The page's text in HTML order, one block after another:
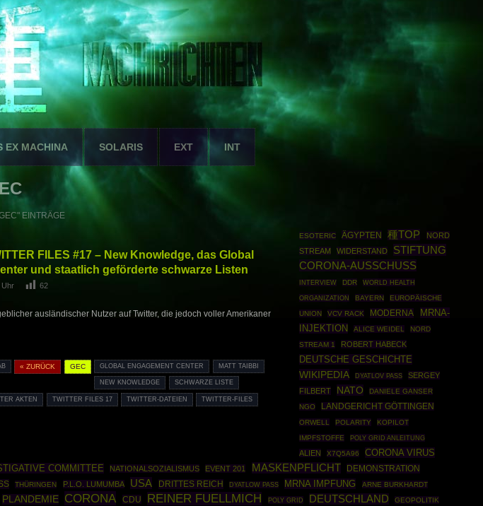
EX MACHINA SOLARIS EXT INT
EINTRÄGE
FILES #17 – New Knowledge, das Global
und staatlich geförderte schwarze Listen
Uhr 62
ausländischer Nutzer auf Twitter, die jedoch voller Amerikaner
« ZURÜCK GEC GLOBAL ENGAGEMENT CENTER MATT TAIBBI
NEW KNOWLEDGE SCHWARZE LISTE
AKTEN TWITTER FILES 17 TWITTER-DATEIEN TWITTER-FILES
ESOTERIC ÄGYPTEN 種TOP
NORD
STREAM
WIDERSTAND
STIFTUNG
CORONA-AUSSCHUSS
INTERVIEW DDR
WORLD HEALTH
ORGANIZATION
BAYERN
EUROPÄISCHE
UNION
VCV RACK MODERNA
MRNA-
INJEKTION
ALICE WEIDEL
NORD
STREAM 1
ROBERT HABECK
DEUTSCHE GESCHICHTE
WIKIPEDIA DYATLOV PASS
SERGEY
FILBERT
NATO
DANIELE GANSER
NGO
LANDGERICHT GÖTTINGEN
ORWELL POLARITY
KOPILOT
IMPFSTOFFE
POLY GRID ANLEITUNG
ALIEN X7Q5A96 CORONA VIRUS
COMMITTEE NATIONALSOZIALISMUS EVENT 201 MASKENPFLICHT DEMONSTRATION
THÜRINGEN P.L.O. LUMUMBA USA DRITTES REICH DYATLOW PASS MRNA IMPFUNG
ARNE BURKHARDT
PLANDEMIE CORONA CDU REINER FUELLMICH POLY GRID DEUTSCHLAND
GEOPOLITIK